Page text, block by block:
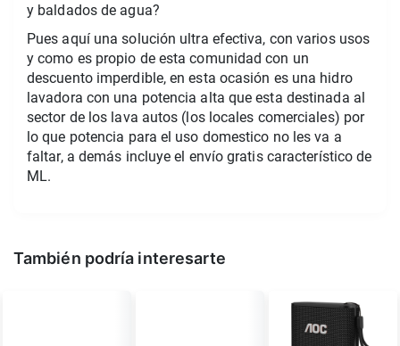
y baldados de agua?
Pues aquí una solución ultra efectiva, con varios usos
y como es propio de esta comunidad con un
descuento imperdible, en esta ocasión es una hidro
lavadora con una potencia alta que esta destinada al
sector de los lava autos (los locales comerciales) por
lo que potencia para el uso domestico no les va a
faltar, a demás incluye el envío gratis característico de
ML.
También podría interesarte